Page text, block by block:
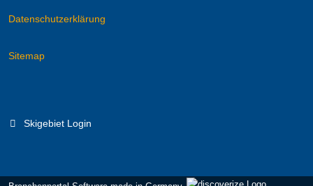
Datenschutzerklärung
Sitemap
Skigebiet Login